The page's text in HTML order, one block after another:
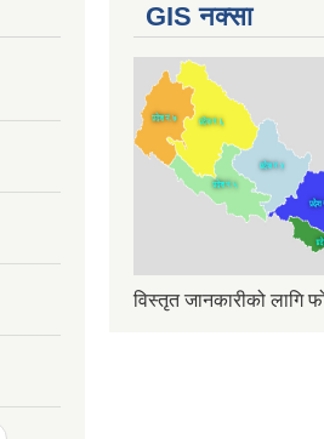
GIS नक्सा
विस्तृत जानकारीको लागि